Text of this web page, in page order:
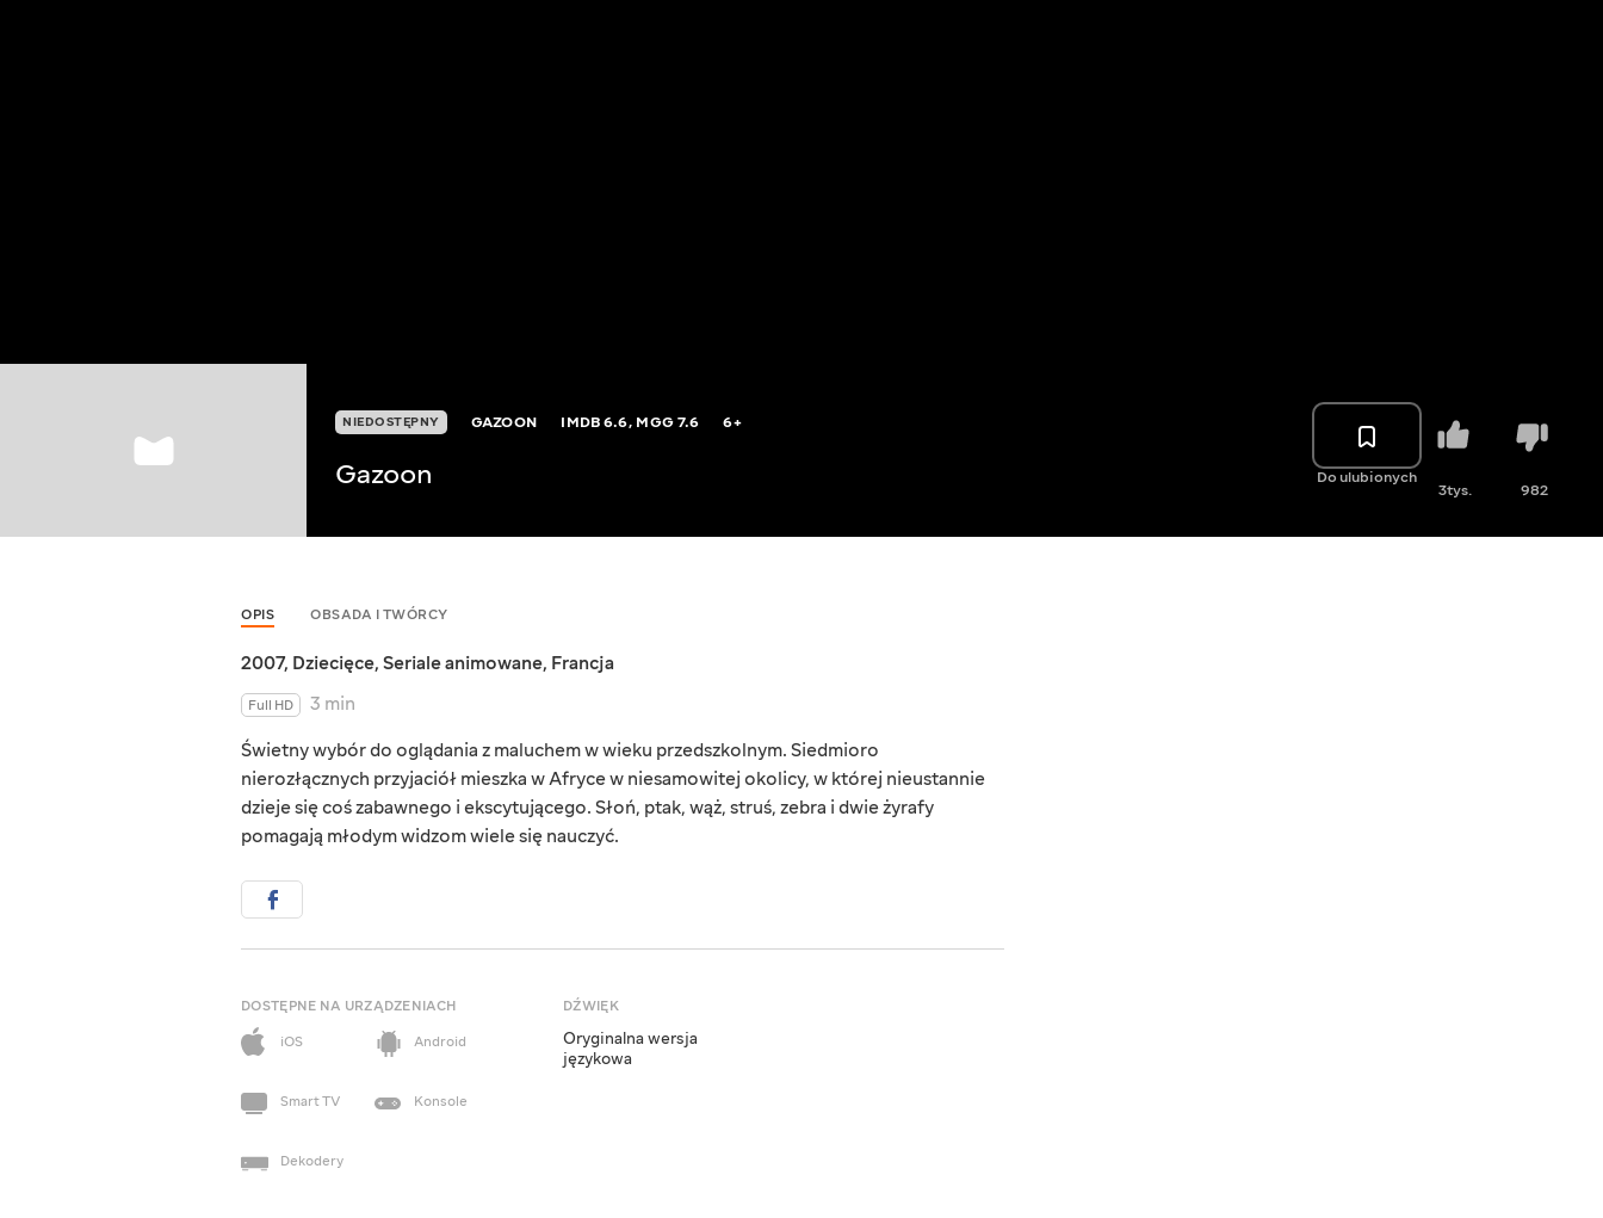
NIEDOSTĘPNY GAZOON IMDB6.6, MGG7.6 6+
Gazoon Do ulubionych
3tys. 982
OPIS OBSADA I TWÓRCY
2007, Dziecięce, Seriale animowane, Francja
Full HD
3 min
Świetny wybór do oglądania z maluchem w wieku przedszkolnym. Siedmioro
nierozłącznych przyjaciół mieszka w Afryce w niesamowitej okolicy, w której nieustannie
dzieje się coś zabawnego i ekscytującego. Słoń, ptak, wąż, struś, zebra i dwie żyrafy
pomagają młodym widzom wiele się nauczyć.
DOSTĘPNE NA URZĄDZENIACH
iOS
Android
Smart TV Konsole
Dekodery
DŹWIĘK
Oryginalna wersja
językowa